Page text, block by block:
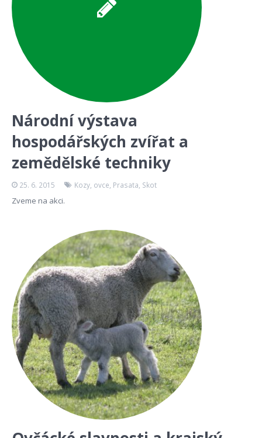
Národní výstava
hospodářských zvířat a
zemědělské techniky
25. 6. 2015 Kozy, ovce, Prasata, Skot
Zveme na akci.